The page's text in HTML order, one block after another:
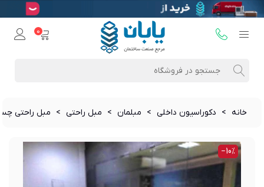
0
خانه > دکوراسیون داخلی > مبلمان > مبل راحتی > مبل راحتی
‎−10%